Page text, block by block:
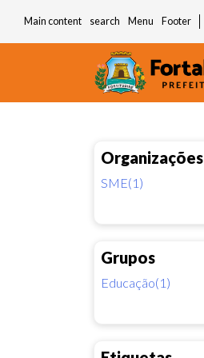
Main content search Menu Footer
Organizações
SME(1)
Grupos
Educação(1)